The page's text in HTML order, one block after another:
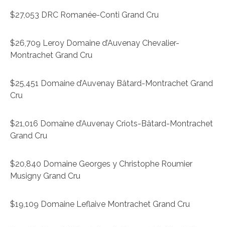
$27,053 DRC Romanée-Conti Grand Cru
$26,709 Leroy Domaine d’Auvenay Chevalier-
Montrachet Grand Cru
$25,451 Domaine d’Auvenay Bâtard-Montrachet Grand
Cru
$21,016 Domaine d’Auvenay Criots-Bâtard-Montrachet
Grand Cru
$20,840 Domaine Georges y Christophe Roumier
Musigny Grand Cru
$19,109 Domaine Leflaive Montrachet Grand Cru